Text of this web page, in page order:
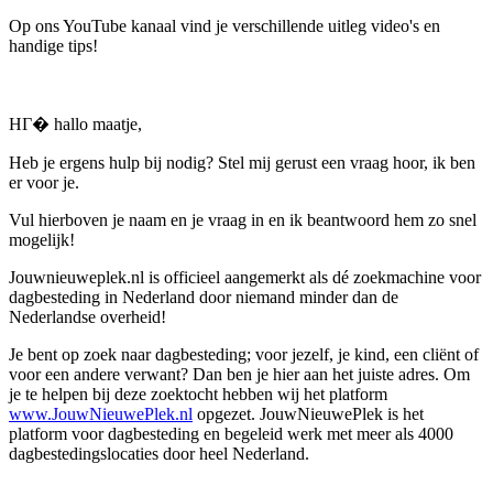
Op ons YouTube kanaal vind je verschillende uitleg video's en
handige tips!
HГ� hallo maatje,
Heb je ergens hulp bij nodig? Stel mij gerust een vraag hoor, ik ben
er voor je.
Vul hierboven je naam en je vraag in en ik beantwoord hem zo snel
mogelijk!
Jouwnieuweplek.nl is officieel aangemerkt als dé zoekmachine voor
dagbesteding in Nederland door niemand minder dan de
Nederlandse overheid!
Je bent op zoek naar dagbesteding; voor jezelf, je kind, een cliënt of
voor een andere verwant? Dan ben je hier aan het juiste adres. Om
je te helpen bij deze zoektocht hebben wij het platform
www.JouwNieuwePlek.nl opgezet. JouwNieuwePlek is het
platform voor dagbesteding en begeleid werk met meer als 4000
dagbestedingslocaties door heel Nederland.